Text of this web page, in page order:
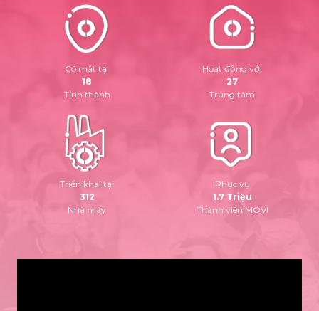
Có mặt tại
18
Tỉnh thành
Hoạt động với
27
Trung tâm
Triển khai tại
312
Nhà máy
Phục vụ
1.7 Triệu
Thành viên MOVI